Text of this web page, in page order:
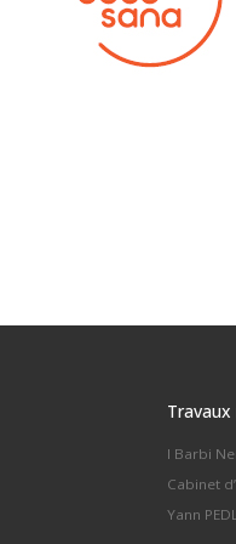
I Barbi
Cabinet
Yann